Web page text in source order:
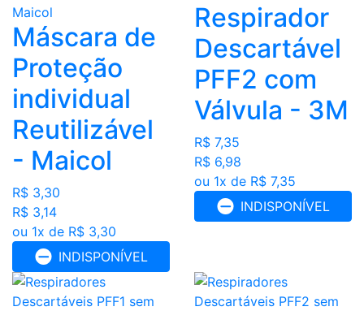
Máscara de
Proteção
individual
Reutilizável
- Maicol
R$ 3,30
R$ 3,14
ou 1x de R$ 3,30
INDISPONÍVEL
Respirador
Descartável
PFF2 com
Válvula - 3M
R$ 7,35
R$ 6,98
ou 1x de R$ 7,35
INDISPONÍVEL